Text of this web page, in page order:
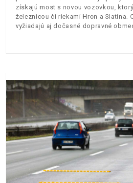
získajú most s novou vozovkou,
železnicou či riekami Hron a Slatina.
vyžiadajú aj dočasné dopravné